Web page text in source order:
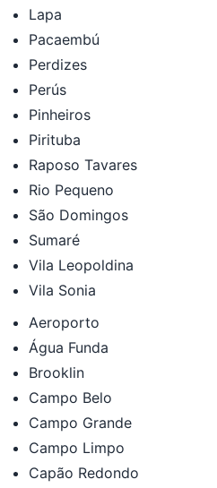
Lapa
Pacaembú
Perdizes
Perús
Pinheiros
Pirituba
Raposo Tavares
Rio Pequeno
São Domingos
Sumaré
Vila Leopoldina
Vila Sonia
Aeroporto
Água Funda
Brooklin
Campo Belo
Campo Grande
Campo Limpo
Capão Redondo